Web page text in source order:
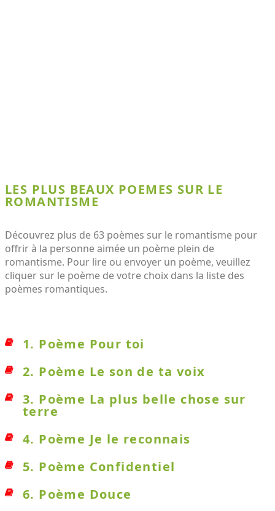
LES PLUS BEAUX POEMES SUR LE
ROMANTISME
Découvrez plus de 63 poèmes sur le romantisme pour
offrir à la personne aimée un poème plein de
romantisme. Pour lire ou envoyer un poème, veuillez
cliquer sur le poème de votre choix dans la liste des
poèmes romantiques.
1. Poème Pour toi
2. Poème Le son de ta voix
3. Poème La plus belle chose sur
terre
4. Poème Je le reconnais
5. Poème Confidentiel
6. Poème Douce